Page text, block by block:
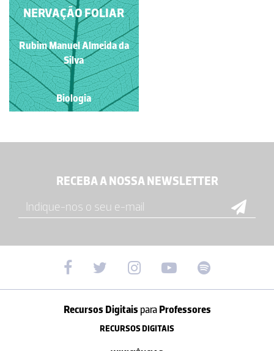
CAULE DE
DICOTILEDÓNEA COM
CRESCIMENTO
SECUNDÁRIO (3)
Jose Pissarra
Biologia
NERVAÇÃO FOLIAR
Rubim Manuel Almeida da
Silva
Biologia
RECEBA A NOSSA NEWSLETTER
Recursos Digitais paraProfessores
RECURSOS DIGITAIS